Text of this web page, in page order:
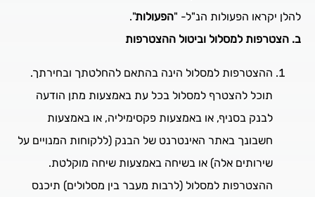
להלן יקראו הפעולות הנ"ל- "הפעולות".
ב. הצטרפות למסלול וביטול ההצטרפות
ההצטרפות למסלול הינה בהתאם להחלטתך ובחירתך.
תוכל להצטרף למסלול בכל עת באמצעות מתן הודעה
לבנק בסניף, או באמצעות פקסימיליה, או באמצעות
חשבונך באתר האינטרנט של הבנק (ללקוחות המנויים על
שירותים אלה) או בשיחה באמצעות שיחה מוקלטת.
ההצטרפות למסלול (לרבות מעבר בין מסלולים) תיכנס